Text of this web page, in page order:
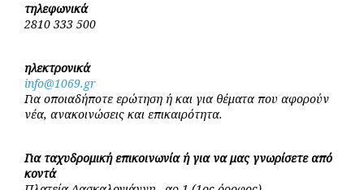
τηλεφωνικά
2810 333 500
ηλεκτρονικά
info@1069.gr
Για οποιαδήποτε ερώτηση ή και για θέματα που αφορούν
νέα, ανακοινώσεις και επικαιρότητα.
Για ταχυδρομική επικοινωνία ή για να μας γνωρίσετε από
κοντά